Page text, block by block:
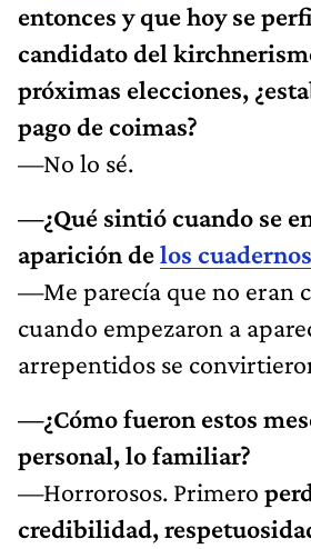
entonces y que hoy se
candidato del
próximas elecciones,
pago de coimas?
—No lo sé.
—¿Qué sintió cuando se
aparición delos
—Me parecía que no eran
cuando empezaron a
arrepentidos se
—¿Cómo fueron estos
personal, lo familiar?
—Horrorosos. Primero
credibilidad,